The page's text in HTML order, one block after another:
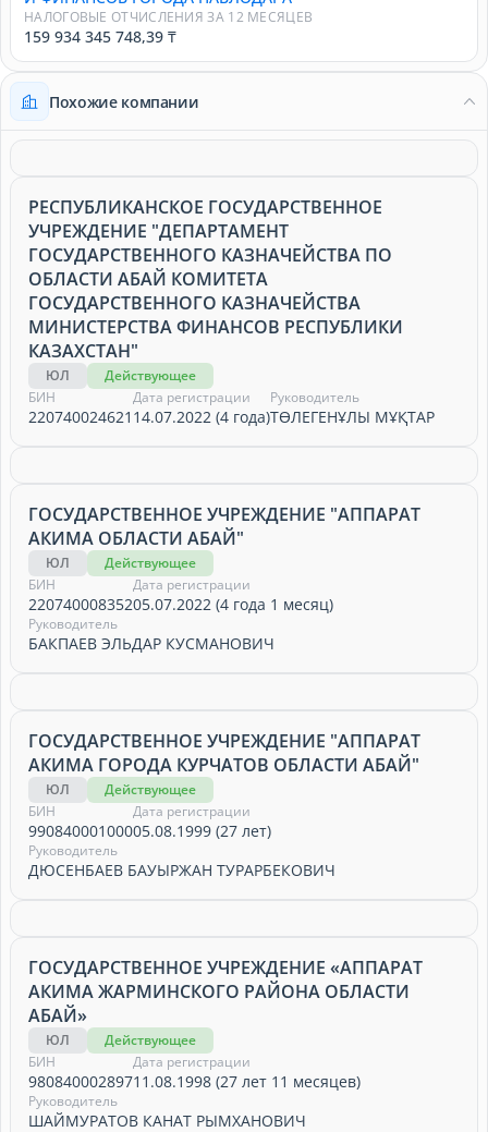
НАЛОГОВЫЕ ОТЧИСЛЕНИЯ ЗА 12 МЕСЯЦЕВ
159 934 345 748,39 ₸
Похожие компании
РЕСПУБЛИКАНСКОЕ ГОСУДАРСТВЕННОЕ
УЧРЕЖДЕНИЕ "ДЕПАРТАМЕНТ
ГОСУДАРСТВЕННОГО КАЗНАЧЕЙСТВА ПО
ОБЛАСТИ АБАЙ КОМИТЕТА
ГОСУДАРСТВЕННОГО КАЗНАЧЕЙСТВА
МИНИСТЕРСТВА ФИНАНСОВ РЕСПУБЛИКИ
КАЗАХСТАН"
ЮЛ
Действующее
БИН
220740024621
Дата регистрации
14.07.2022 (4 года)
Руководитель
ТӨЛЕГЕНҰЛЫ МҰҚТАР
ГОСУДАРСТВЕННОЕ УЧРЕЖДЕНИЕ "АППАРАТ
АКИМА ОБЛАСТИ АБАЙ"
ЮЛ
Действующее
БИН
220740008352
Дата регистрации
05.07.2022 (4 года 1 месяц)
Руководитель
БАКПАЕВ ЭЛЬДАР КУСМАНОВИЧ
ГОСУДАРСТВЕННОЕ УЧРЕЖДЕНИЕ "АППАРАТ
АКИМА ГОРОДА КУРЧАТОВ ОБЛАСТИ АБАЙ"
ЮЛ
Действующее
БИН
990840001000
Дата регистрации
05.08.1999 (27 лет)
Руководитель
ДЮСЕНБАЕВ БАУЫРЖАН ТУРАРБЕКОВИЧ
ГОСУДАРСТВЕННОЕ УЧРЕЖДЕНИЕ «АППАРАТ
АКИМА ЖАРМИНСКОГО РАЙОНА ОБЛАСТИ
АБАЙ»
ЮЛ
Действующее
БИН
980840002897
Дата регистрации
11.08.1998 (27 лет 11 месяцев)
Руководитель
ШАЙМУРАТОВ КАНАТ РЫМХАНОВИЧ